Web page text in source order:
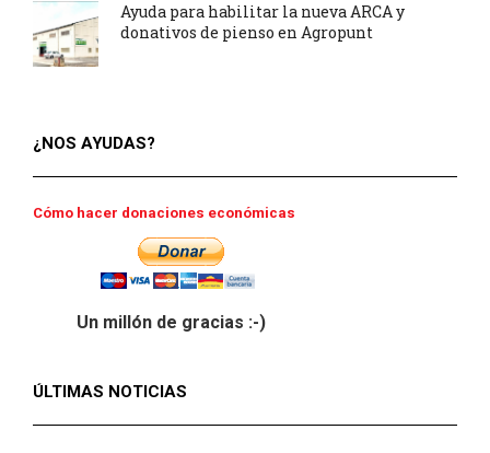
Ayuda para habilitar la nueva ARCA y
donativos de pienso en Agropunt
¿NOS AYUDAS?
Cómo hacer donaciones económicas
Un millón de gracias :-)
ÚLTIMAS NOTICIAS